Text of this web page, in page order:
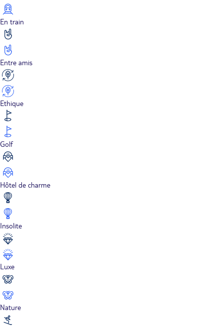
En train
Entre amis
Ethique
Golf
Hôtel de charme
Insolite
Luxe
Nature